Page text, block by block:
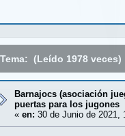
Tema: (Leído 1978 veces)
Barnajocs (asociación
puertas para los jugones
« en: 30 de Junio de 2021,